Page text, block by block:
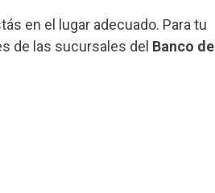
en el lugar adecuado. Para tu
de las sucursales del Banco del